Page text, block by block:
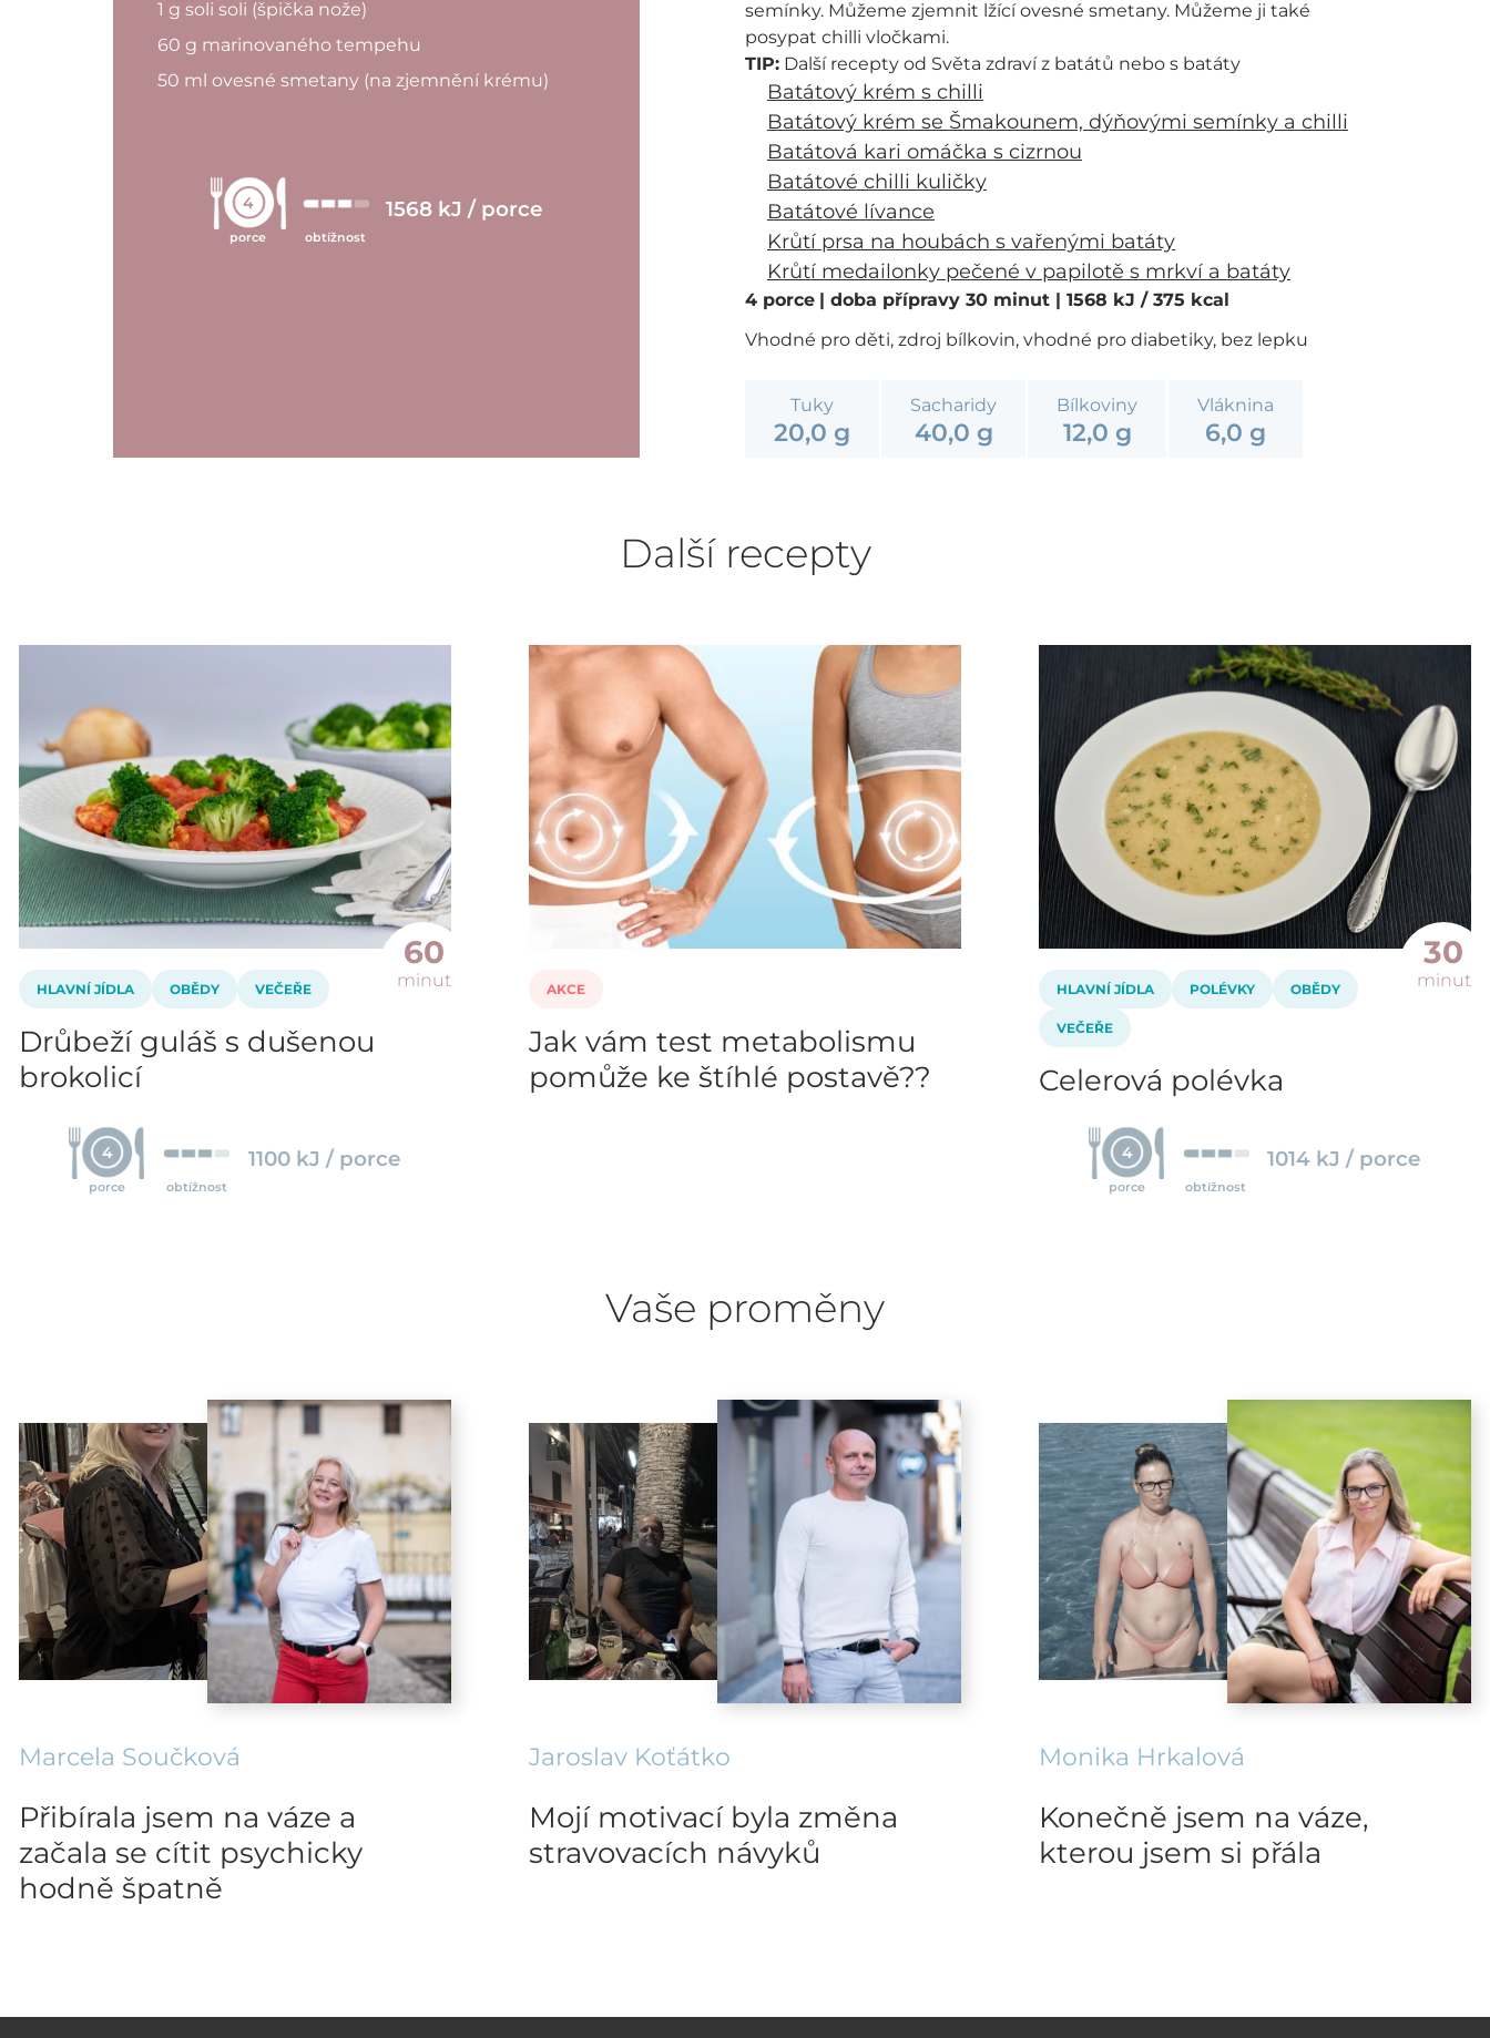
1 g soli soli (špička nože)
60 g marinovaného tempehu
50 ml ovesné smetany (na zjemnění krému)
4
porce obtížnost
1568 kJ / porce
semínky. Můžeme zjemnit lžící ovesné smetany. Můžeme ji také
posypat chilli vločkami.
TIP: Další recepty od Světa zdraví z batátů nebo s batáty
Batátový krém s chilli
Batátový krém se Šmakounem, dýňovými semínky a chilli
Batátová kari omáčka s cizrnou
Batátové chilli kuličky
Batátové lívance
Krůtí prsa na houbách s vařenými batáty
Krůtí medailonky pečené v papilotě s mrkví a batáty
4 porce | doba přípravy 30 minut | 1568 kJ / 375 kcal
Vhodné pro děti, zdroj bílkovin, vhodné pro diabetiky, bez lepku
Tuky
20,0 g
Sacharidy
40,0 g
Bílkoviny
12,0 g
Vláknina
6,0 g
Další recepty
60
minut
HLAVNÍ JÍDLA OBĚDY VEČEŘE
Drůbeží guláš s dušenou
brokolicí
4
porce obtížnost
1100 kJ / porce
AKCE
Jak vám test metabolismu
pomůže ke štíhlé postavě??
30
minut
HLAVNÍ JÍDLA POLÉVKY OBĚDY
VEČEŘE
Celerová polévka
4
porce obtížnost
1014 kJ / porce
Vaše proměny
Marcela Součková
Přibírala jsem na váze a
začala se cítit psychicky
hodně špatně
Jaroslav Koťátko
Mojí motivací byla změna
stravovacích návyků
Monika Hrkalová
Konečně jsem na váze,
kterou jsem si přála